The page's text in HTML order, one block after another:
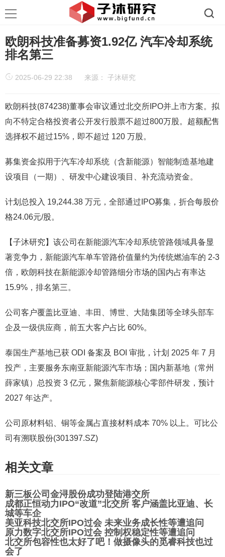
欧朗科技准备募资1.92亿 汽车冷却系统
排名第三
2025-06-29 22:38 来源： 子沐研究
欧朗科技(874238)董事会审议通过北交所IPO并上市方案。拟
向不特定合格投资者公开发行股票不超过800万股。超额配售
选择权不超过15%，即不超过 120 万股。
募集资金拟用于汽车冷却系统（含新能源）智能制造基地建
设项目（一期）、研发中心建设项目、补充流动资金。
计划总投入 19,244.38 万元，全部通过IPO募集，折合每股价
格24.06元/股。
【子沐研究】该公司在新能源汽车冷却系统管路领域具备显
著竞争力，新能源汽车单车管路价值量约为传统燃油车的 2-3
倍，欧朗科技在新能源冷却管路细分市场的国内占有率达
15.9%，排名第三。
公司客户覆盖比亚迪、丰田、博世、大陆集团等全球头部车
企及一级供应商，前五大客户占比 60%。
泰国生产基地已获 ODI 备案及 BOI 审批，计划 2025 年 7 月
投产，主要服务东南亚新能源汽车市场；国内新基地（常州
薛家镇）总投资 3 亿元，聚焦新能源核心零部件研发，预计
2027 年达产。
公司原材料铝、铜等金属占直接材料成本 70% 以上。可比公
司有溯联股份(301397.SZ)
相关文章
新三板公司金浔股份成功登陆港交所
成都正恒动力IPO“改道”北交所 客户涵盖比亚迪、长
城等车企
美亚科技北交所IPO过会 未来业务成长性等遭追问
原力数字北交所IPO过会 控制权稳定性等遭追问
北交所包容性也太好了吧！做摄像头的觅睿科技也过
会了